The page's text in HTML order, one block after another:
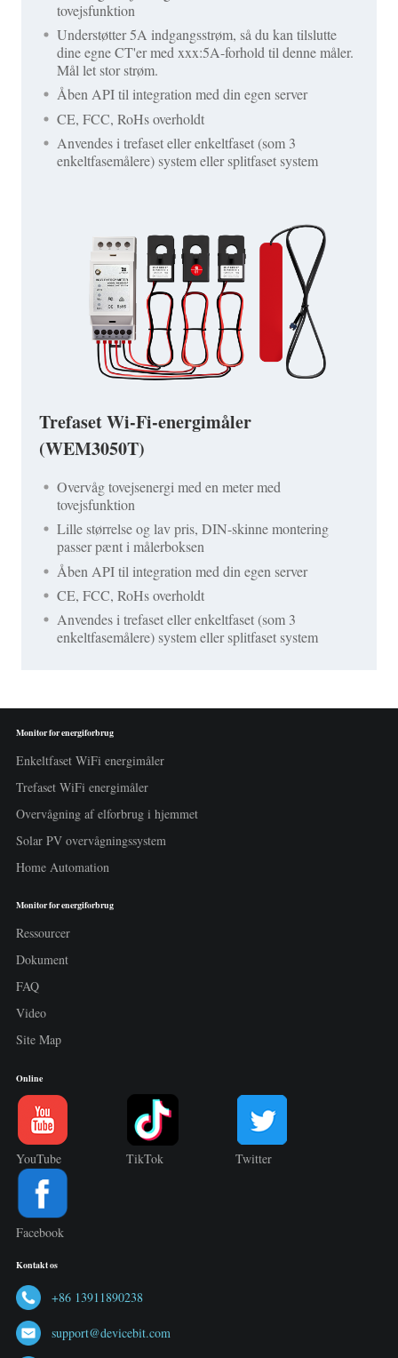
tovejsfunktion
Understøtter 5A indgangsstrøm, så du kan tilslutte
dine egne CT'er med xxx:5A-forhold til denne måler.
Mål let stor strøm.
Åben API til integration med din egen server
CE, FCC, RoHs overholdt
Anvendes i trefaset eller enkeltfaset (som 3
enkeltfasemålere) system eller splitfaset system
Trefaset Wi-Fi-energimåler
(WEM3050T)
Overvåg tovejsenergi med en meter med
tovejsfunktion
Lille størrelse og lav pris, DIN-skinne montering
passer pænt i målerboksen
Åben API til integration med din egen server
CE, FCC, RoHs overholdt
Anvendes i trefaset eller enkeltfaset (som 3
enkeltfasemålere) system eller splitfaset system
Monitor for energiforbrug
Enkeltfaset WiFi energimåler
Trefaset WiFi energimåler
Overvågning af elforbrug i hjemmet
Solar PV overvågningssystem
Home Automation
Monitor for energiforbrug
Ressourcer
Dokument
FAQ
Video
Site Map
Online
YouTube TikTok Twitter
Facebook
Kontakt os
+86 13911890238
support@devicebit.com